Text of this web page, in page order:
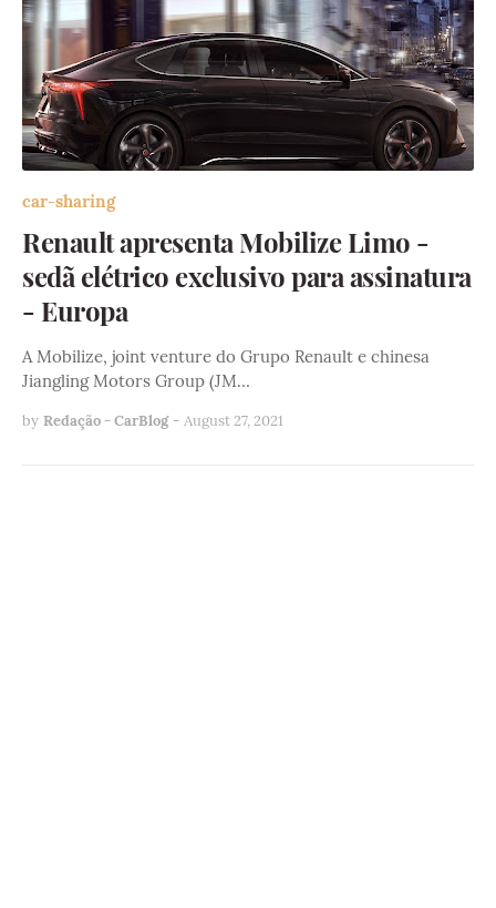
car-sharing
Renault apresenta Mobilize Limo -
sedã elétrico exclusivo para assinatura
- Europa
A Mobilize, joint venture do Grupo Renault e chinesa
Jiangling Motors Group (JM…
by Redação - CarBlog - August 27, 2021